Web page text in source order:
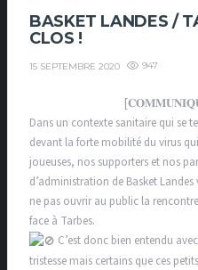
BASKET LANDES /
CLOS !
15 SEPTEMBRE 2020 947
Dans un contexte sanitaire qui se
devant la forte mobilité du virus
joueuses, nos supporters et nos
d’administration de Basket
ne pas ouvrir au public la
face à Tarbes.
C’est donc bien entendu
tristesse mais certains que ces